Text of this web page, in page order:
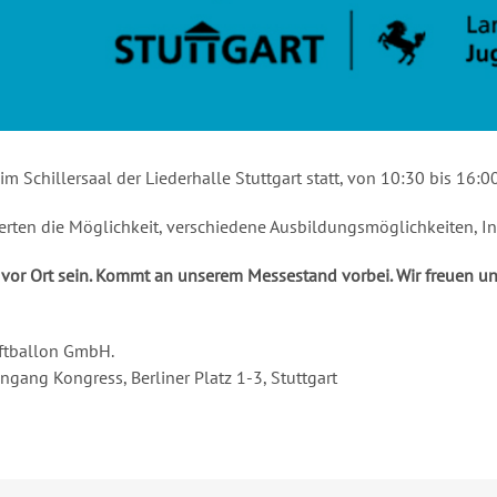
Schillersaal der Liederhalle Stuttgart statt, von 10:30 bis
die Möglichkeit, verschiedene Ausbildungsmöglichkeiten,
Ort sein. Kommt an unserem Messestand vorbei. Wir freuen
GmbH.
Kongress, Berliner Platz 1-3, Stuttgart